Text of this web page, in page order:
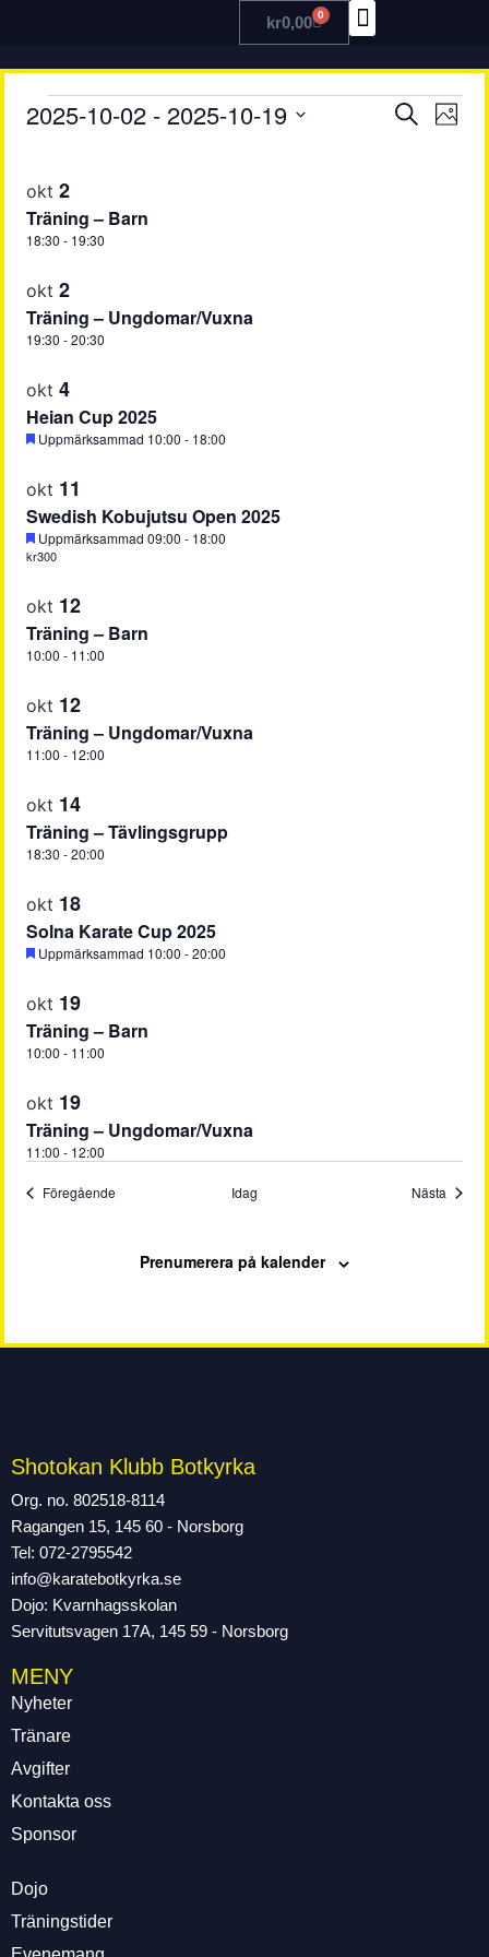
kr0,00 0
Sök Foto
2025-10-02 - 2025-10-19
of
events
in
Photo
View
okt 2
Träning – Barn
18:30 - 19:30
okt 2
Träning – Ungdomar/Vuxna
19:30 -20:30
okt 4
Heian Cup 2025
Uppmärksammad 10:00 - 18:00
okt 11
Swedish Kobujutsu Open 2025
Uppmärksammad 09:00 - 18:00
kr300
okt 12
Träning – Barn
10:00 - 11:00
okt 12
Träning – Ungdomar/Vuxna
11:00 - 12:00
okt 14
Träning – Tävlingsgrupp
18:30 -20:00
okt 18
Solna Karate Cup 2025
Uppmärksammad 10:00 -20:00
okt 19
Träning – Barn
10:00 - 11:00
okt 19
Träning – Ungdomar/Vuxna
11:00 - 12:00
Föregående Idag Nästa
Prenumerera på kalender
Shotokan Klubb Botkyrka
Org. no. 802518-8114
Ragangen 15, 145 60 - Norsborg
Tel: 072-2795542
info@karatebotkyrka.se
Dojo: Kvarnhagsskolan
Servitutsvagen 17A, 145 59 - Norsborg
MENY
Nyheter
Tränare
Avgifter
Kontakta oss
Sponsor
Dojo
Träningstider